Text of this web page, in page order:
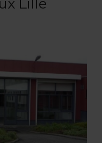
Lille